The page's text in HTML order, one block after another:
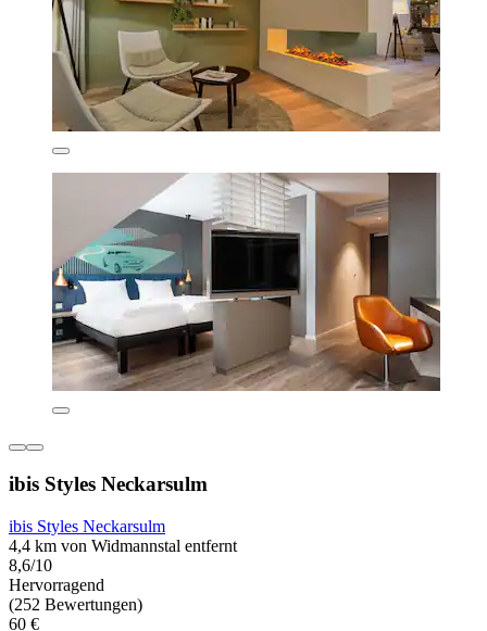
ibis Styles Neckarsulm
ibis Styles Neckarsulm
4,4 km von Widmannstal entfernt
8,6/10
Hervorragend
(252 Bewertungen)
60 €